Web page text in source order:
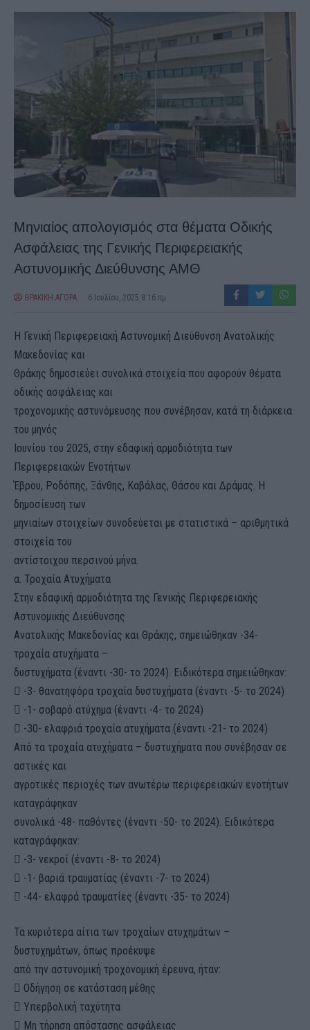
Μηνιαίος απολογισμός στα θέματα Οδικής
Ασφάλειας της Γενικής Περιφερειακής
Αστυνομικής Διεύθυνσης ΑΜΘ
ΘΡΑΚΙΚΗ ΑΓΟΡΑ 6 Ιουλίου, 2025 8:16 πμ
Η Γενική Περιφερειακή Αστυνομική Διεύθυνση Ανατολικής
Μακεδονίας και
Θράκης δημοσιεύει συνολικά στοιχεία που αφορούν θέματα
οδικής ασφάλειας και
τροχονομικής αστυνόμευσης που συνέβησαν, κατά τη διάρκεια
του μηνός
Ιουνίου του 2025, στην εδαφική αρμοδιότητα των
Περιφερειακών Ενοτήτων
Έβρου, Ροδόπης, Ξάνθης, Καβάλας, Θάσου και Δράμας. Η
δημοσίευση των
μηνιαίων στοιχείων συνοδεύεται με στατιστικά – αριθμητικά
στοιχεία του
αντίστοιχου περσινού μήνα.
α. Τροχαία Ατυχήματα
Στην εδαφική αρμοδιότητα της Γενικής Περιφερειακής
Αστυνομικής Διεύθυνσης
Ανατολικής Μακεδονίας και Θράκης, σημειώθηκαν -34-
τροχαία ατυχήματα –
δυστυχήματα (έναντι -30- το 2024). Ειδικότερα σημειώθηκαν:
 -3- θανατηφόρα τροχαία δυστυχήματα (έναντι -5- το 2024)
 -1- σοβαρό ατύχημα (έναντι -4- το 2024)
 -30- ελαφριά τροχαία ατυχήματα (έναντι -21- το 2024)
Από τα τροχαία ατυχήματα – δυστυχήματα που συνέβησαν σε
αστικές και
αγροτικές περιοχές των ανωτέρω περιφερειακών ενοτήτων
καταγράφηκαν
συνολικά -48- παθόντες (έναντι -50- το 2024). Ειδικότερα
καταγράφηκαν:
 -3- νεκροί (έναντι -8- το 2024)
 -1- βαριά τραυματίας (έναντι -7- το 2024)
 -44- ελαφρά τραυματίες (έναντι -35- το 2024)
Τα κυριότερα αίτια των τροχαίων ατυχημάτων –
δυστυχημάτων, όπως προέκυψε
από την αστυνομική τροχονομική έρευνα, ήταν:
 Οδήγηση σε κατάσταση μέθης
 Υπερβολική ταχύτητα
 Μη τήρηση απόστασης ασφάλειας